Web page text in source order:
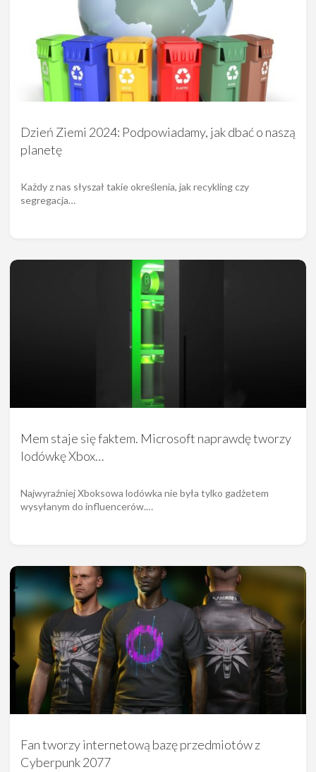
Dzień Ziemi 2024: Podpowiadamy, jak dbać o naszą
planetę
Każdy z nas słyszał takie określenia, jak recykling czy
segregacja…
Mem staje się faktem. Microsoft naprawdę tworzy
lodówkę Xbox…
Najwyraźniej Xboksowa lodówka nie była tylko gadżetem
wysyłanym do influencerów.…
Fan tworzy internetową bazę przedmiotów z
Cyberpunk 2077